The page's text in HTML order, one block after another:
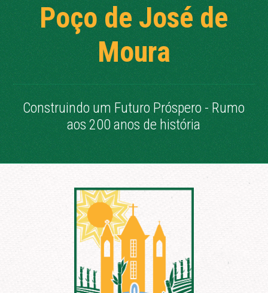
Poço de José de
Moura
Construindo um Futuro Próspero - Rumo
aos 200 anos de história